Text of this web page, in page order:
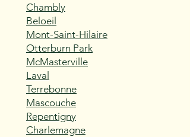
Chambly
Beloeil
Mont-Saint-Hilaire
Otterburn Park
McMasterville
Laval
Terrebonne
Mascouche
Repentigny
Charlemagne